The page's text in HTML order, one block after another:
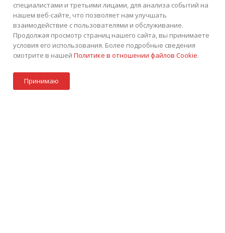
Под заказ
КАК КУПИТЬ
БЛОГ КОНТАКТЫ
+7 (495) 252-75-45
специалистами и третьими лицами, для анализа событий на
нашем веб-сайте, что позволяет нам улучшать
взаимодействие с пользователями и обслуживание.
Продолжая просмотр страниц нашего сайта, вы принимаете
условия его использования. Более подробные сведения
смотрите в нашей Политике в отношении файлов Cookie.
Принимаю